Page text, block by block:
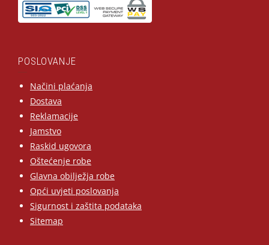
POSLOVANJE
Načini plaćanja
Dostava
Reklamacije
Jamstvo
Raskid ugovora
Oštećenje robe
Glavna obilježja robe
Opći uvjeti poslovanja
Sigurnost i zaštita podataka
Sitemap